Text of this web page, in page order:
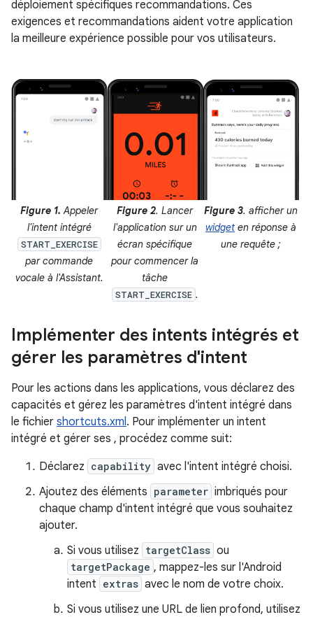
déploiement spécifiques recommandations. Ces
exigences et recommandations aident votre application
la meilleure expérience possible pour vos utilisateurs.
Figure 1. Appeler
l'intent intégré
START_EXERCISE
par commande
vocale à l'Assistant.
Figure 2. Lancer
l'application sur un
écran spécifique
pour commencer la
tâche
START_EXERCISE .
Figure 3. afficher un
widget en réponse à
une requête ;
Implémenter des intents intégrés et
gérer les paramètres d'intent
Pour les actions dans les applications, vous déclarez des
capacités et gérez les paramètres d'intent intégré dans
le fichier shortcuts.xml . Pour implémenter un intent
intégré et gérer ses , procédez comme suit:
Déclarez capability avec l'intent intégré choisi.
Ajoutez des éléments parameter imbriqués pour
chaque champ d'intent intégré que vous souhaitez
ajouter.
Si vous utilisez targetClass ou
targetPackage , mappez-les sur l'Android
intent extras avec le nom de votre choix.
Si vous utilisez une URL de lien profond, utilisez